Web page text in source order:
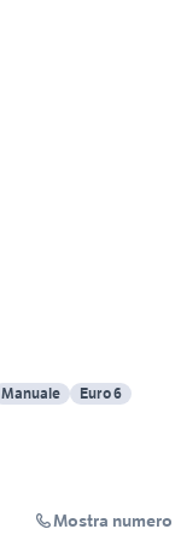
Manuale Euro 6
Mostra numero